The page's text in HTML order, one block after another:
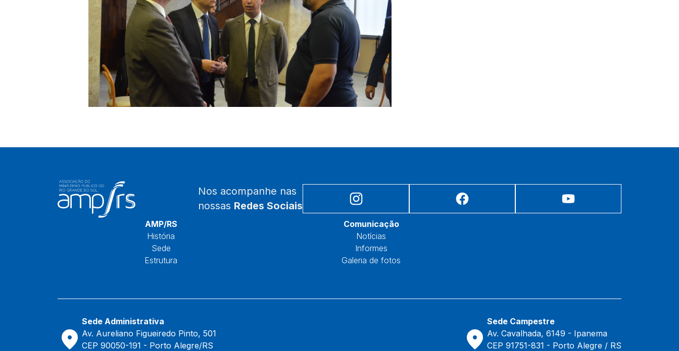
Nos acompanhe nas
nossas Redes Sociais
AMP/RS
História
Sede
Estrutura
Comunicação
Notícias
Informes
Galeria de fotos
Sede Administrativa
Av. Aureliano Figueiredo Pinto, 501
CEP 90050-191 - Porto Alegre/RS
Sede Campestre
Av. Cavalhada, 6149 - Ipanema
CEP 91751-831 - Porto Alegre / RS